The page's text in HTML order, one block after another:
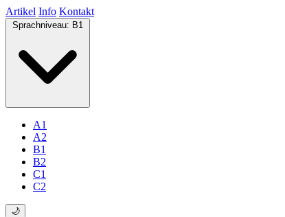
Artikel Info Kontakt
Sprachniveau: B1
A1
A2
B1
B2
C1
C2
🌙